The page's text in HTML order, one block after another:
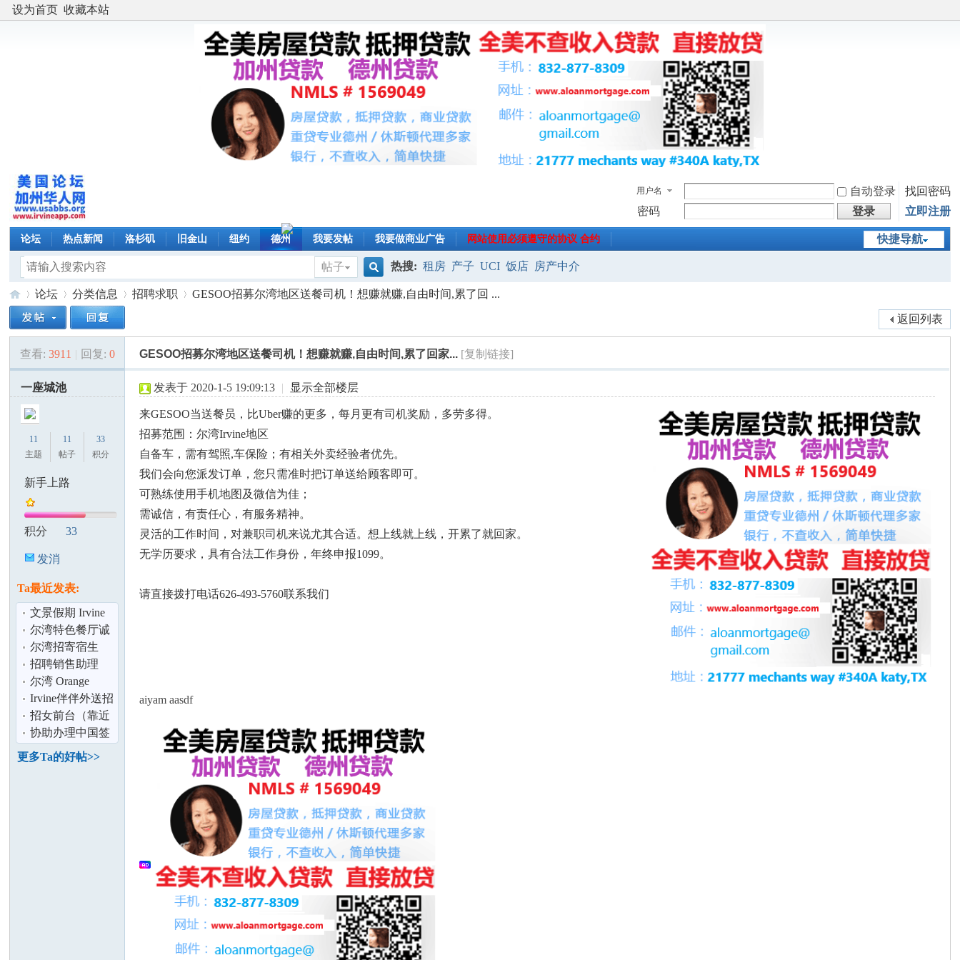
设为首页 收藏本站
用户名 自动登录
找回密码
密码
登录 立即注册
快捷导航
论坛 热点新闻 洛杉矶 旧金山 纽约 德州 我要发帖 我要做商业广告 网站使用必须遵守的协议 合约
帖子
搜
索
热搜: 租房 产子 UCI 饭店 房产中介
美»
论坛
›
分类信息 招聘求职
›
GESOO招募尔湾地区送餐司机！想赚就赚,自由时间,累了回 ...
返回列表
查看: 3911 | 回复: 0 GESOO招募尔湾地区送餐司机！想赚就赚,自由时间,累了回家... [复制链接]
一座城池
11
主题
11
帖子
33
积分
新手上路
积分 33
发消
Ta最近发表:
文景假期 Irvine
新店招聘全职旅
游顾问
尔湾特色餐厅诚
聘
尔湾招寄宿生
招聘销售助理
尔湾 Orange
County 中文家教
Chinese
Irvine伴伴外送招
聘客服丶库管以
及会计
招女前台（靠近
尔湾）
协助办理中国签
证,护照,代领,代
发各类文件
更多Ta的好帖>>
发表于 2020-1-5 19:09:13 | 显示全部楼层
来GESOO当送餐员，比Uber赚的更多，每月更有司机奖励，多劳多得。
招募范围：尔湾Irvine地区
自备车，需有驾照,车保险；有相关外卖经验者优先。
我们会向您派发订单，您只需准时把订单送给顾客即可。
可熟练使用手机地图及微信为佳；
需诚信，有责任心，有服务精神。
灵活的工作时间，对兼职司机来说尤其合适。想上线就上线，开累了就回家。
无学历要求，具有合法工作身份，年终申报1099。
请直接拨打电话626-493-5760联系我们
aiyam aasdf